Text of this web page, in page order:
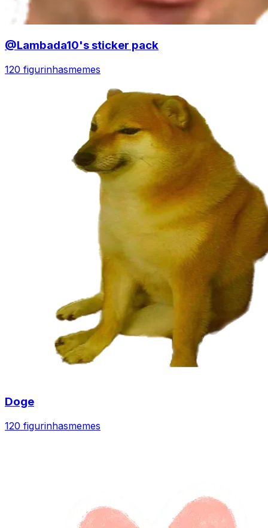
@Lambada10's sticker pack
120 figurinhasmemes
Doge
120 figurinhasmemes